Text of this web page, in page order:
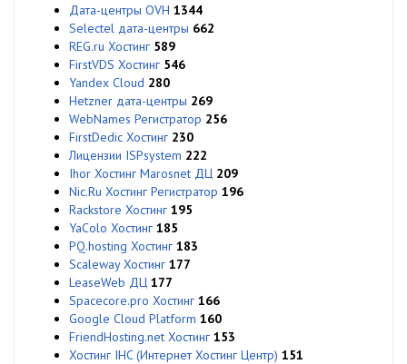
Дата-центры OVH 1344
Selectel дата-центры 662
REG.ru Хостинг 589
FirstVDS Хостинг 546
Yandex Cloud 280
Hetzner дата-центры 269
WebNames Регистратор 256
FirstDedic Хостинг 230
Лицензии ISPsystem 222
Ihor Хостинг Marosnet ДЦ 209
Nic.Ru Хостинг Регистратор 196
Rackstore Хостинг 195
YaColo Хостинг 185
PQ.hosting Хостинг 183
Scaleway Хостинг 177
LeaseWeb ДЦ 177
Spacecore.pro Хостинг 166
Google Cloud Platform 160
FriendHosting.net Хостинг 153
Хостинг IHC (Интернет Хостинг Центр) 151